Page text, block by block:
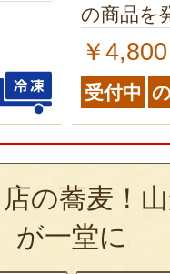
の商品を
￥4,800
受付中
の蕎麦！
が一堂に